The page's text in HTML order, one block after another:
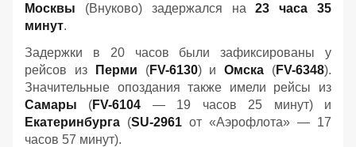
Москвы (Внуково) задержался на23 часа 35
минут.
Задержки в 20 часов были зафиксированы у
рейсов из
Перми (FV-6130) иОмска (FV-6348).
Значительные опоздания также имели рейсы из
Самары (FV-6104 — 19 часов 25 минут) и
Екатеринбурга (SU-2961 от «Аэрофлота» — 17
часов 57 минут).